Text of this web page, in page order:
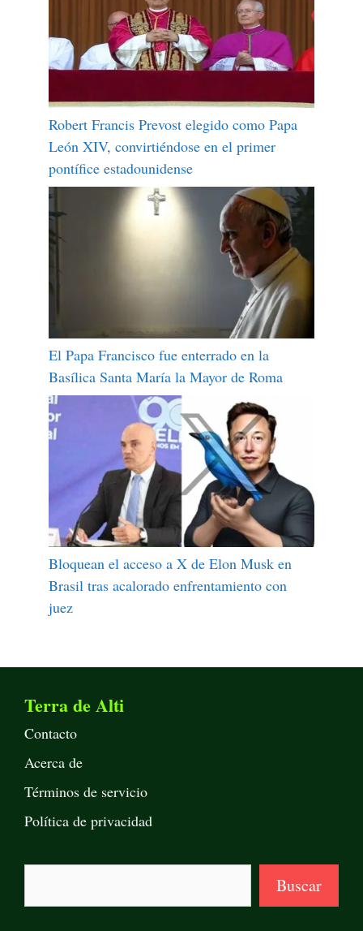
Robert Francis Prevost elegido como Papa
León XIV, convirtiéndose en el primer
pontífice estadounidense
El Papa Francisco fue enterrado en la
Basílica Santa María la Mayor de Roma
Bloquean el acceso a X de Elon Musk en
Brasil tras acalorado enfrentamiento con
juez
Terra de Alti
Contacto
Acerca de
Términos de servicio
Política de privacidad
Buscar